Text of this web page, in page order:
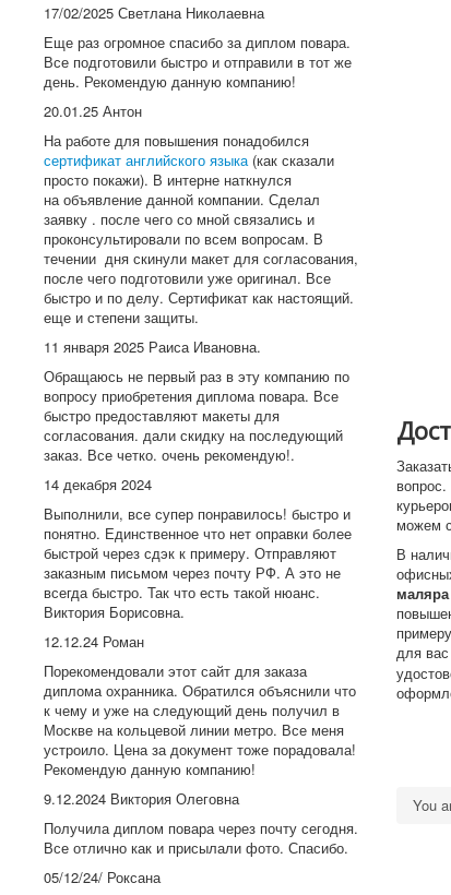
17/02/2025 Светлана Николаевна
Еще раз огромное спасибо за диплом повара.
Все подготовили быстро и отправили в тот же
день. Рекомендую данную компанию!
20.01.25 Антон
На работе для повышения понадобился
сертификат английского языка(как сказали
просто покажи). В интерне наткнулся
на объявление данной компании. Сделал
заявку . после чего со мной связались и
проконсультировали по всем вопросам. В
течении дня скинули макет для согласования,
после чего подготовили уже оригинал. Все
быстро и по делу. Сертификат как настоящий.
еще и степени защиты.
11 января 2025 Раиса Ивановна.
Обращаюсь не первый раз в эту компанию по
вопросу приобретения диплома повара. Все
быстро предоставляют макеты для
согласования. дали скидку на последующий
заказ. Все четко. очень рекомендую!.
14 декабря 2024
Выполнили, все супер понравилось! быстро и
понятно. Единственное что нет оправки более
быстрой через сдэк к примеру. Отправляют
заказным письмом через почту РФ. А это не
всегда быстро. Так что есть такой нюанс.
Виктория Борисовна.
12.12.24 Роман
Порекомендовали этот сайт для заказа
диплома охранника. Обратился объяснили что
к чему и уже на следующий день получил в
Москве на кольцевой линии метро. Все меня
устроило. Цена за документ тоже порадовала!
Рекомендую данную компанию!
9.12.2024 Виктория Олеговна
Получила диплом повара через почту сегодня.
Все отлично как и присылали фото. Спасибо.
05/12/24/ Роксана
можем
В
для
You